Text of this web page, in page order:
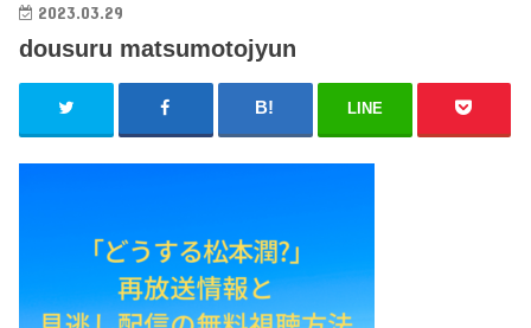
2023.03.29
dousuru matsumotojyun
LINE